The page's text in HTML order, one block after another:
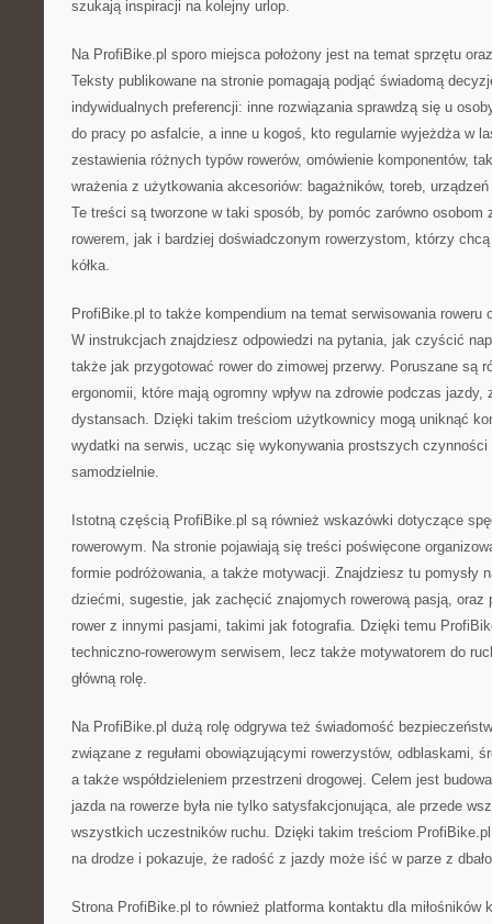
szukają inspiracji na kolejny urlop.
Na ProfiBike.pl sporo miejsca położony jest na temat sprzętu
Teksty publikowane na stronie pomagają podjąć świadomą
indywidualnych preferencji: inne rozwiązania sprawdzą się u
do pracy po asfalcie, a inne u kogoś, kto regularnie wyjeżdża w
zestawienia różnych typów rowerów, omówienie komponentów,
wrażenia z użytkowania akcesoriów: bagażników, toreb,
Te treści są tworzone w taki sposób, by pomóc zarówno osobom
rowerem, jak i bardziej doświadczonym rowerzystom, którzy
kółka.
ProfiBike.pl to także kompendium na temat serwisowania roweru
W instrukcjach znajdziesz odpowiedzi na pytania, jak czyścić
także jak przygotować rower do zimowej przerwy. Poruszane są
ergonomii, które mają ogromny wpływ na zdrowie podczas jazdy,
dystansach. Dzięki takim treściom użytkownicy mogą uniknąć
wydatki na serwis, ucząc się wykonywania prostszych czynności
samodzielnie.
Istotną częścią ProfiBike.pl są również wskazówki dotyczące
rowerowym. Na stronie pojawiają się treści poświęcone
formie podróżowania, a także motywacji. Znajdziesz tu pomysły
dziećmi, sugestie, jak zachęcić znajomych rowerową pasją, oraz
rower z innymi pasjami, takimi jak fotografia. Dzięki temu
techniczno-rowerowym serwisem, lecz także motywatorem do
główną rolę.
Na ProfiBike.pl dużą rolę odgrywa też świadomość
związane z regułami obowiązującymi rowerzystów, odblaskami,
a także współdzieleniem przestrzeni drogowej. Celem jest
jazda na rowerze była nie tylko satysfakcjonująca, ale przede
wszystkich uczestników ruchu. Dzięki takim treściom
na drodze i pokazuje, że radość z jazdy może iść w parze z
Strona ProfiBike.pl to również platforma kontaktu dla miłośników